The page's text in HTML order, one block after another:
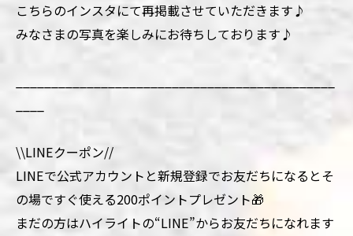
こちらのインスタにて再掲載させていただきます♪
みなさまの写真を楽しみにお待ちしております♪
_____________________________________________
\\LINEクーポン//
LINEで公式アカウントと新規登録でお友だちになるとそ
の場ですぐ使える200ポイントプレゼント🎁
まだの方はハイライトの“LINE”からお友だちになれます